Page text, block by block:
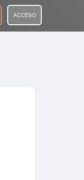
ACCESO